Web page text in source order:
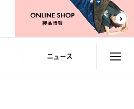
ニュース